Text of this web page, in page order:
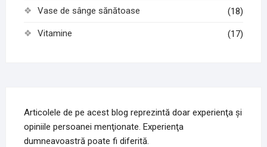
Vase de sânge sănătoase (18)
Vitamine (17)
Articolele de pe acest blog reprezintă doar experienţa şi
opiniile persoanei menţionate. Experienţa
dumneavoastră poate fi diferită.